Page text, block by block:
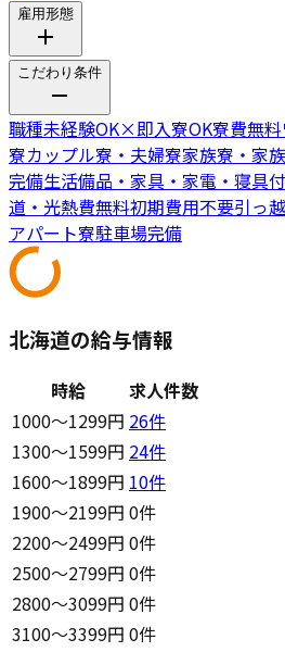
雇用形態
こだわり条件
職種未経験OK×即入寮OK寮費無料
寮カップル寮・夫婦寮家族寮・家
完備生活備品・家具・家電・寝具
道・光熱費無料初期費用不要引っ
アパート寮駐車場完備
北海道の給与情報
時給
求人件数
1000〜1299円 26件
1300〜1599円 24件
1600〜1899円 10件
1900〜2199円 0件
2200〜2499円 0件
2500〜2799円 0件
2800〜3099円 0件
3100〜3399円 0件